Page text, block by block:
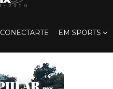
CONECTARTE EM SPORTS